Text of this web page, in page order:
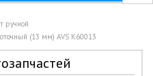
ручной
(13 мм) AVS K60013